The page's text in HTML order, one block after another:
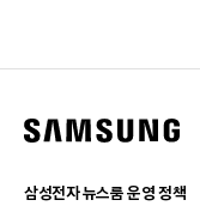
삼성전자 뉴스룸 운영 정책